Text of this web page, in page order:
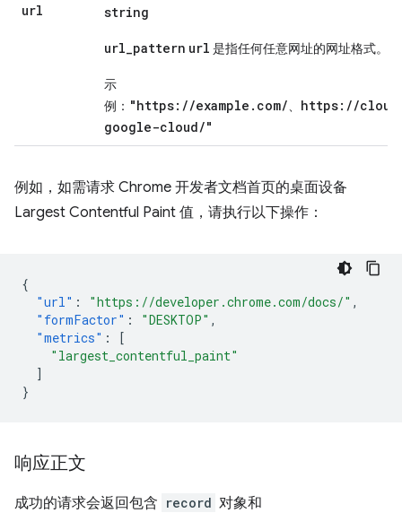
url
string
url_pattern url 是指任何任意网址的网址格式。
示
例： "https://example.com/、 https://
google-cloud/"
例如，如需请求 Chrome 开发者文档首页的桌面设备
Largest Contentful Paint 值，请执行以下操作：
{
"url" : "https://developer.chrome.com/docs/" ,
"formFactor" : "DESKTOP" ,
"metrics" :
[
"largest_contentful_paint"
]
}
响应正文
成功的请求会返回包含 record 对象和